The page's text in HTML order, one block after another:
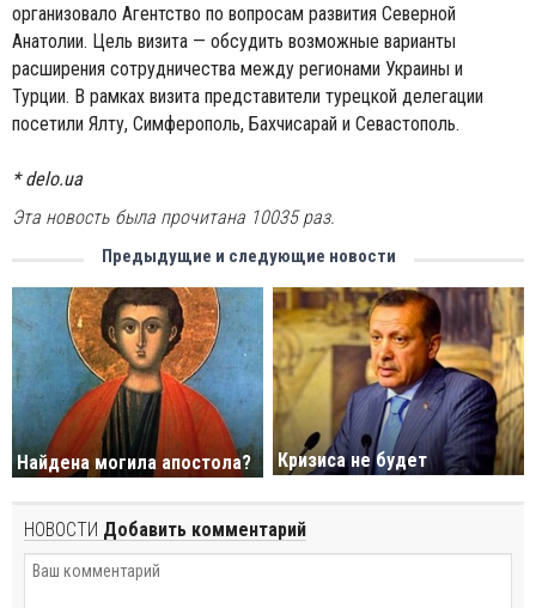
организовало Агентство по вопросам развития Северной
Анатолии. Цель визита — обсудить возможные варианты
расширения сотрудничества между регионами Украины и
Турции. В рамках визита представители турецкой делегации
посетили Ялту, Симферополь, Бахчисарай и Севастополь.
* delo.ua
Эта новость была прочитана 10035 раз.
Предыдущие и следующие новости
Найдена могила апостола? Кризиса не будет
НОВОСТИ Добавить комментарий